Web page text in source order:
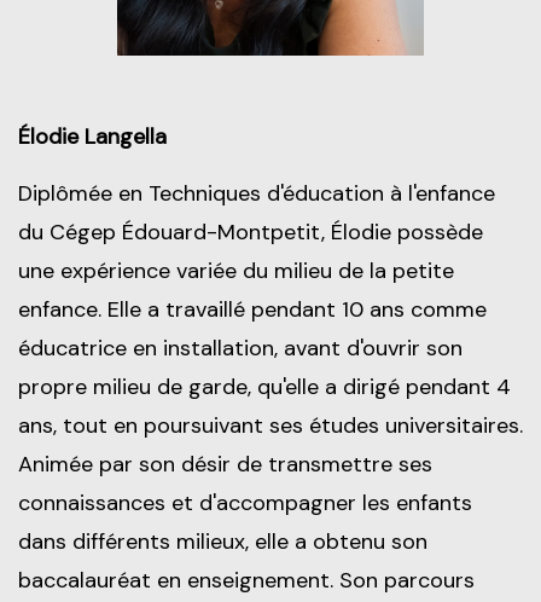
Élodie Langella
Diplômée en Techniques d'éducation à l'enfance
du Cégep Édouard-Montpetit, Élodie possède
une expérience variée du milieu de la petite
enfance. Elle a travaillé pendant 10 ans comme
éducatrice en installation, avant d'ouvrir son
propre milieu de garde, qu'elle a dirigé pendant 4
ans, tout en poursuivant ses études universitaires.
Animée par son désir de transmettre ses
connaissances et d'accompagner les enfants
dans différents milieux, elle a obtenu son
baccalauréat en enseignement. Son parcours